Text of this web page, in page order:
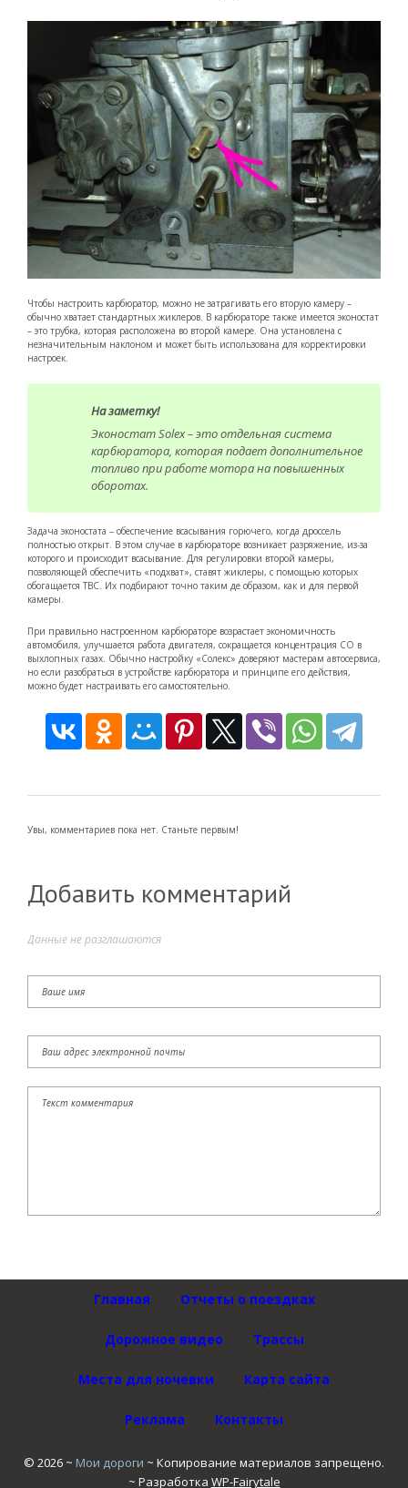
Чтобы настроить карбюратор, можно не затрагивать его вторую камеру –
обычно хватает стандартных жиклеров. В карбюраторе также имеется эконостат
– это трубка, которая расположена во второй камере. Она установлена с
незначительным наклоном и может быть использована для корректировки
настроек.
На заметку!
Эконостат Solex – это отдельная система
карбюратора, которая подает дополнительное
топливо при работе мотора на повышенных
оборотах.
Задача эконостата – обеспечение всасывания горючего, когда дроссель
полностью открыт. В этом случае в карбюраторе возникает разряжение, из-за
которого и происходит всасывание. Для регулировки второй камеры,
позволяющей обеспечить «подхват», ставят жиклеры, с помощью которых
обогащается ТВС. Их подбирают точно таким де образом, как и для первой
камеры.
При правильно настроенном карбюраторе возрастает экономичность
автомобиля, улучшается работа двигателя, сокращается концентрация СО в
выхлопных газах. Обычно настройку «Солекс» доверяют мастерам автосервиса,
но если разобраться в устройстве карбюратора и принципе его действия,
можно будет настраивать его самостоятельно.
Увы, комментариев пока нет. Станьте первым!
Добавить комментарий
Данные не разглашаются
Главная Отчеты о поездках
Дорожное видео Трассы
Места для ночевки Карта сайта
Реклама Контакты
© 2026 ~ Мои дороги ~ Копирование материалов запрещено.
~ Разработка WP-Fairytale